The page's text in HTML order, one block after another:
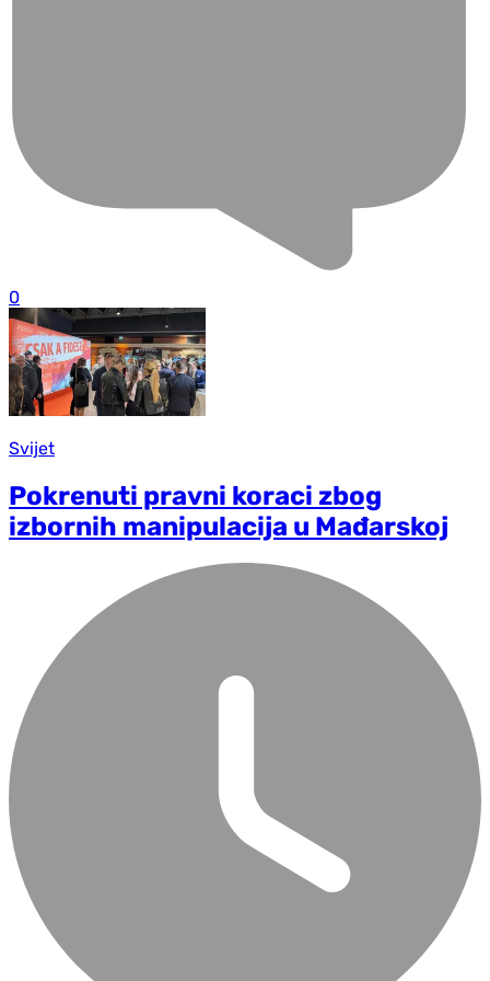
0
Svijet
Pokrenuti pravni koraci zbog
izbornih manipulacija u Mađarskoj